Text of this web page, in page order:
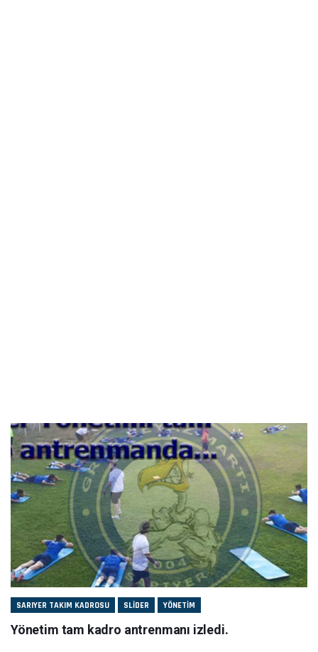
SARIYER TAKIM KADROSU SLIDER YÖNETIM
Yönetim tam kadro antrenmanı izledi.